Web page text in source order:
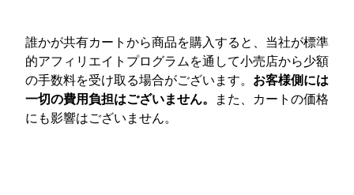
誰かが共有カートから商品を購入すると、当社が標準
的アフィリエイトプログラムを通して小売店から少額
の手数料を受け取る場合がございます。 お客様側には
一切の費用負担はございません。 また、カートの価格
にも影響はございません。